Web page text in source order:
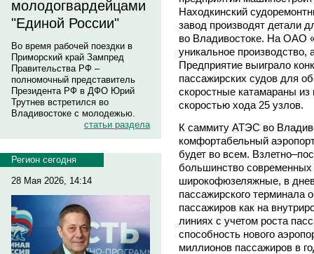
молодогвардейцами
"Единой России"
Во время рабочей поездки в
Приморский край Зампред
Правительства РФ –
полномочный представитель
Президента РФ в ДФО Юрий
Трутнев встретился во
Владивостоке с молодежью.
статьи раздела
Регион сегодня
28 Мая 2026, 14:14
Находкинский
завод производят детали
во Владивостоке. На ОАО
уникальное производство,
Предприятие выиграло
пассажирских судов для
скоростные катамараны
скоростью хода 25 узлов.
К саммиту АТЭС во
комфортабельный
будет во всем.
большинство
широкофюзеляжные, в
пассажирского терминала
пассажиров как на
линиях с учетом роста
способность нового
миллионов пассажиров в